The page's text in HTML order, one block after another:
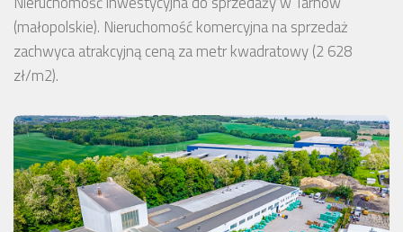
(małopolskie). Nieruchomość komercyjna na sprzedaż
zachwyca atrakcyjną ceną za metr kwadratowy (2 628
zł/m2).